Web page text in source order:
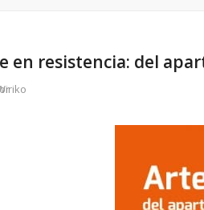
en resistencia: del